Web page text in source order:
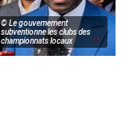
© Le gouvernement
subventionne les clubs des
championnats locaux